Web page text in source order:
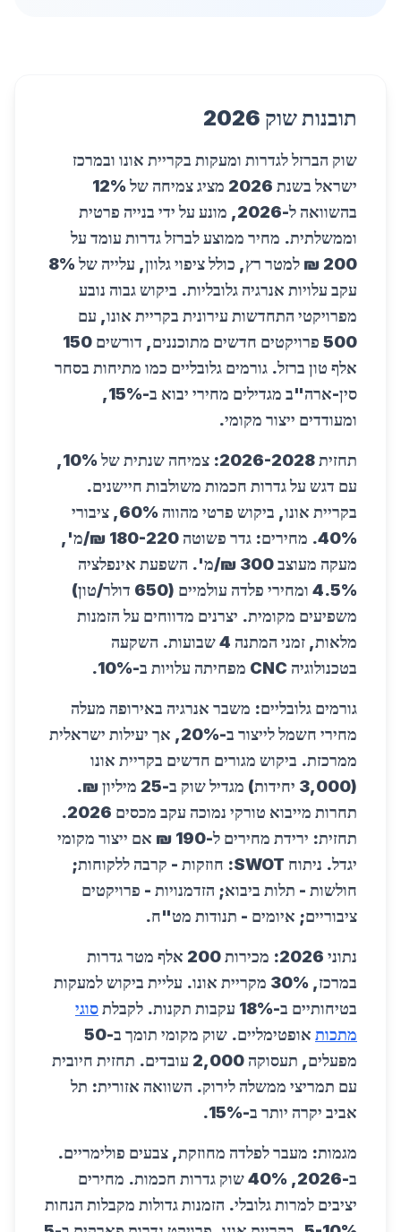
תובנות שוק 2026
שוק הברזל לגדרות ומעקות בקריית אונו ובמרכז
ישראל בשנת 2026 מציג צמיחה של 12%
בהשוואה ל-2026, מונע על ידי בנייה פרטית
וממשלתית. מחיר ממוצע לברזל גדרות עומד על
200 ₪ למטר רץ, כולל ציפוי גלוון, עלייה של 8%
עקב עלויות אנרגיה גלובליות. ביקוש גבוה נובע
מפרויקטי התחדשות עירונית בקריית אונו, עם
500 פרויקטים חדשים מתוכננים, דורשים 150
אלף טון ברזל. גורמים גלובליים כמו מתיחות בסחר
סין-ארה"ב מגדילים מחירי יבוא ב-15%,
ומעודדים ייצור מקומי.
תחזית 2026-2028: צמיחה שנתית של 10%,
עם דגש על גדרות חכמות משולבות חיישנים.
בקריית אונו, ביקוש פרטי מהווה 60%, ציבורי
40%. מחירים: גדר פשוטה 180-220 ₪/מ',
מעקה מעוצב 300 ₪/מ'. השפעת אינפלציה
4.5% ומחירי פלדה עולמיים (650 דולר/טון)
משפיעים מקומית. יצרנים מדווחים על הזמנות
מלאות, זמני המתנה 4 שבועות. השקעה
בטכנולוגיה CNC מפחיתה עלויות ב-10%.
גורמים גלובליים: משבר אנרגיה באירופה מעלה
מחירי חשמל לייצור ב-20%, אך יעילות ישראלית
ממרכזת. ביקוש מגורים חדשים בקריית אונו
(3,000 יחידות) מגדיל שוק ב-25 מיליון ₪.
תחרות מייבוא טורקי נמוכה עקב מכסים 2026.
תחזית: ירידת מחירים ל-190 ₪ אם ייצור מקומי
יגדל. ניתוח SWOT: חוזקות - קרבה ללקוחות;
חולשות - תלות ביבוא; הזדמנויות - פרויקטים
ציבוריים; איומים - תנודות מט"ח.
נתוני 2026: מכירות 200 אלף מטר גדרות
במרכז, 30% מקריית אונו. עליית ביקוש למעקות
בטיחותיים ב-18% עקבות תקנות. לקבלת
סוגי
מתכות
אופטימליים. שוק מקומי תומך ב-50
מפעלים, תעסוקה 2,000 עובדים. תחזית חיובית
עם תמריצי ממשלה לירוק. השוואה אזורית: תל
אביב יקרה יותר ב-15%.
מגמות: מעבר לפלדה מחוזקת, צבעים פולימריים.
ב-2026, 40% שוק גדרות חכמות. מחירים
יציבים למרות גלובלי. הזמנות גדולות מקבלות הנחות